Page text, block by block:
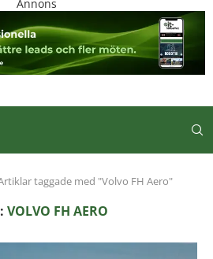
Annons
taggade med "Volvo FH Aero"
VOLVO FH AERO